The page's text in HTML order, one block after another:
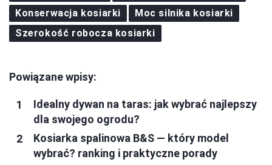
Konserwacja kosiarki
Moc silnika kosiarki
Szerokość robocza kosiarki
Powiązane wpisy:
Idealny dywan na taras: jak wybrać najlepszy
dla swojego ogrodu?
Kosiarka spalinowa B&S — który model
wybrać? ranking i praktyczne porady